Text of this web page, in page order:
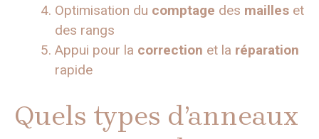
Optimisation du comptage des mailles et
des rangs
Appui pour la correction et la réparation
rapide
Quels types d’anneaux